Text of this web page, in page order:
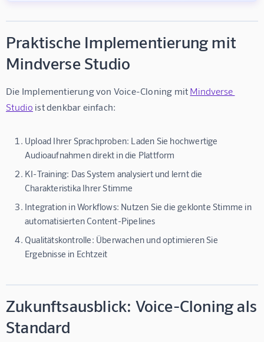
Praktische Implementierung mit
Mindverse Studio
Die Implementierung von Voice-Cloning mit Mindverse
Studio ist denkbar einfach:
Upload Ihrer Sprachproben: Laden Sie hochwertige
Audioaufnahmen direkt in die Plattform
KI-Training: Das System analysiert und lernt die
Charakteristika Ihrer Stimme
Integration in Workflows: Nutzen Sie die geklonte Stimme in
automatisierten Content-Pipelines
Qualitätskontrolle: Überwachen und optimieren Sie
Ergebnisse in Echtzeit
Zukunftsausblick: Voice-Cloning als
Standard